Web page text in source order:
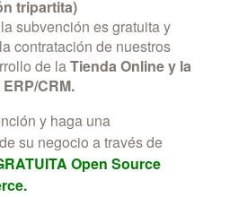
tripartita)
subvención es gratuita y
contratación de nuestros
de laTienda Online y la
CRM.
y haga una
su negocio a través de
Open Source